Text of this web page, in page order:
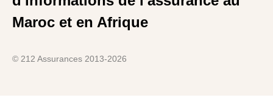
Maroc et en Afrique
© 212 Assurances 2013-2026